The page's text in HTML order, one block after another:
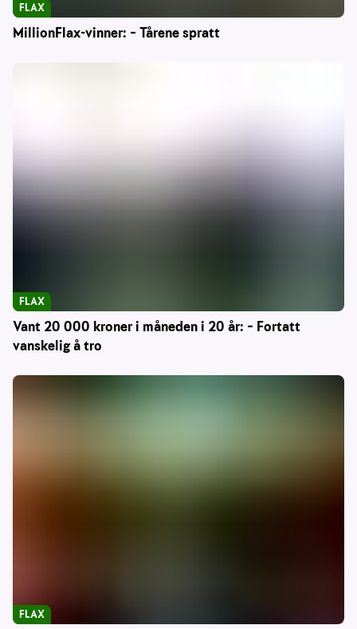
MillionFlax-vinner: – Tårene spratt
FLAX
Vant 20 000 kroner i måneden i 20 år: – Fortatt
vanskelig å tro
FLAX
FLAX